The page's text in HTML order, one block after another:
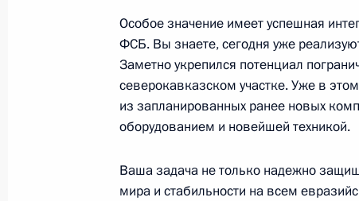
21 декабря 2005 года, 17:46 Москва,
Вступительное слово на церемонии
наград
Особое значение имеет успешная
ФСБ. Вы знаете, сегодня уже
Заметно укрепился потенциал
северокавказском участке. Уже в
из запланированных ранее новых
оборудованием и новейшей техникой.
Ваша задача не только надежно
мира и стабильности на всем